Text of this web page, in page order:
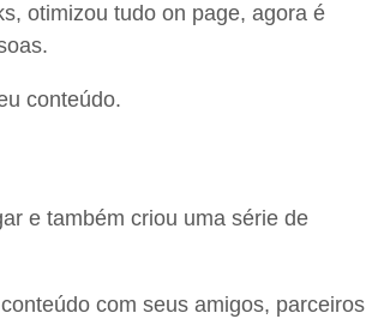
otimizou tudo on page, agora é
conteúdo.
e também criou uma série de
com seus amigos, parceiros